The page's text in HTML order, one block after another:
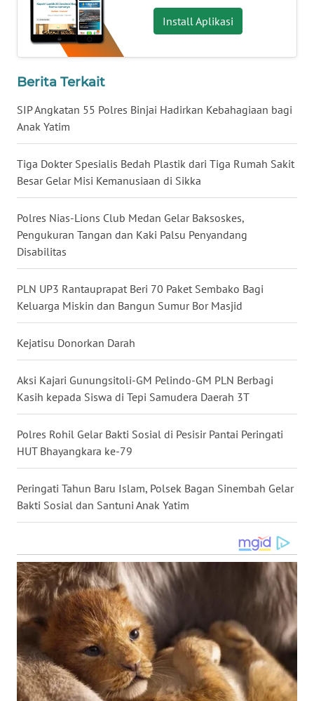
Install Aplikasi
Berita Terkait
SIP Angkatan 55 Polres Binjai Hadirkan Kebahagiaan bagi
Anak Yatim
Tiga Dokter Spesialis Bedah Plastik dari Tiga Rumah Sakit
Besar Gelar Misi Kemanusiaan di Sikka
Polres Nias-Lions Club Medan Gelar Baksoskes,
Pengukuran Tangan dan Kaki Palsu Penyandang
Disabilitas
PLN UP3 Rantauprapat Beri 70 Paket Sembako Bagi
Keluarga Miskin dan Bangun Sumur Bor Masjid
Kejatisu Donorkan Darah
Aksi Kajari Gunungsitoli-GM Pelindo-GM PLN Berbagi
Kasih kepada Siswa di Tepi Samudera Daerah 3T
Polres Rohil Gelar Bakti Sosial di Pesisir Pantai Peringati
HUT Bhayangkara ke-79
Peringati Tahun Baru Islam, Polsek Bagan Sinembah Gelar
Bakti Sosial dan Santuni Anak Yatim
WN
NUSANTARA
JOGJA
WN
WN
BALI
WN
KALBAR
KALTENG
KALTARA
WN
KALSEL
WN
KALTIM
WN
SULSEL
GORONTALO
WN
SULUT
MALUKU
WN